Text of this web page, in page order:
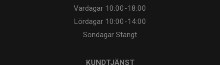
Vardagar 10:00-18:00
Lördagar 10:00-14:00
Söndagar Stängt
KUNDTJÄNST